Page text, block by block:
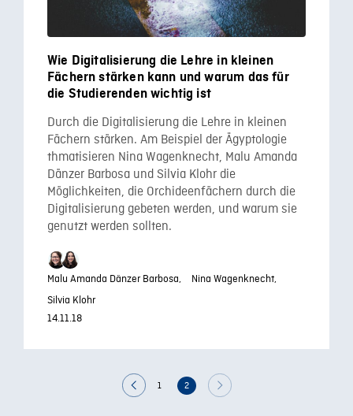
Wie Digitalisierung die Lehre in kleinen
Fächern stärken kann und warum das für
die Studierenden wichtig ist
Durch die Digitalisierung die Lehre in kleinen
Fächern stärken. Am Beispiel der Ägyptologie
thmatisieren Nina Wagenknecht, Malu Amanda
Dänzer Barbosa und Silvia Klohr die
Möglichkeiten, die Orchideenfächern durch die
Digitalisierung gebeten werden, und warum sie
genutzt werden sollten.
Malu Amanda Dänzer Barbosa,
Nina Wagenknecht,
Silvia Klohr
14.11.18
1 2